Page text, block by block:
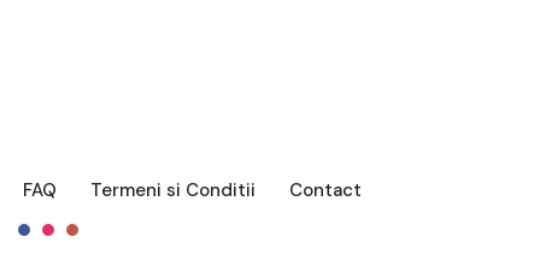
FAQ Termeni si Conditii Contact